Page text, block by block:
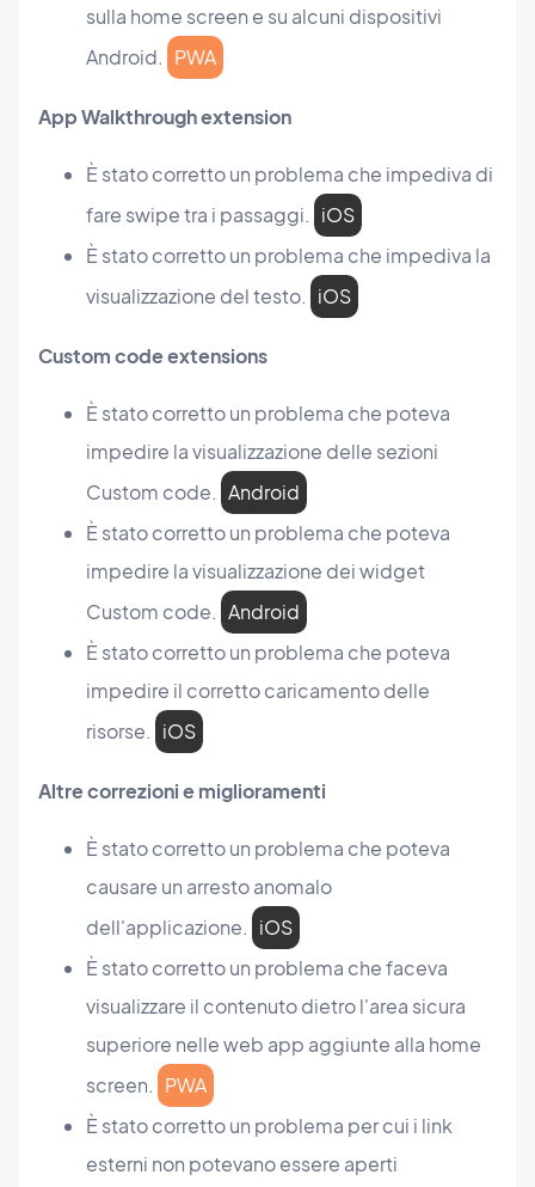
sulla home screen e su alcuni dispositivi
Android. PWA
App Walkthrough extension
È stato corretto un problema che impediva di
fare swipe tra i passaggi. iOS
È stato corretto un problema che impediva la
visualizzazione del testo. iOS
Custom code extensions
È stato corretto un problema che poteva
impedire la visualizzazione delle sezioni
Custom code. Android
È stato corretto un problema che poteva
impedire la visualizzazione dei widget
Custom code. Android
È stato corretto un problema che poteva
impedire il corretto caricamento delle
risorse. iOS
Altre correzioni e miglioramenti
È stato corretto un problema che poteva
causare un arresto anomalo
dell'applicazione. iOS
È stato corretto un problema che faceva
visualizzare il contenuto dietro l'area sicura
superiore nelle web app aggiunte alla home
screen. PWA
È stato corretto un problema per cui i link
esterni non potevano essere aperti